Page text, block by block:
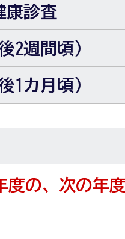
康診査
2週間頃）
1カ月頃）
度の、次の年